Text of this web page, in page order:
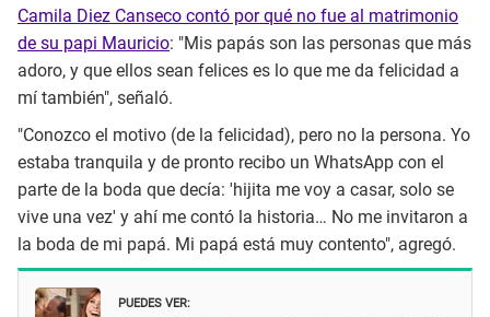
Camila Diez Canseco contó por qué no fue al matrimonio
de su papi Mauricio: "Mis papás son las personas que más
adoro, y que ellos sean felices es lo que me da felicidad a
mí también", señaló.
"Conozco el motivo (de la felicidad), pero no la persona. Yo
estaba tranquila y de pronto recibo un WhatsApp con el
parte de la boda que decía: 'hijita me voy a casar, solo se
vive una vez' y ahí me contó la historia… No me invitaron a
la boda de mi papá. Mi papá está muy contento", agregó.
PUEDES VER: